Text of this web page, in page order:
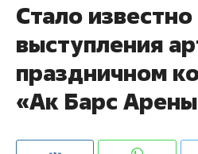
Стало
выступления
праздничном
«Ак Барс